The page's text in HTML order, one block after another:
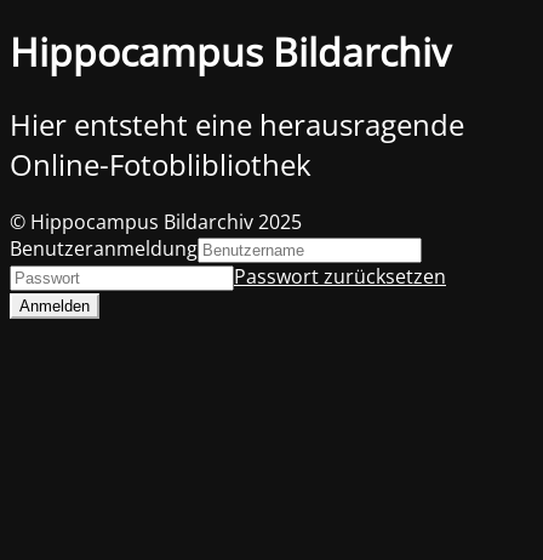
Hippocampus Bildarchiv
Hier entsteht eine herausragende
Online-Fotoblibliothek
© Hippocampus Bildarchiv 2025
Benutzeranmeldung
Passwort zurücksetzen